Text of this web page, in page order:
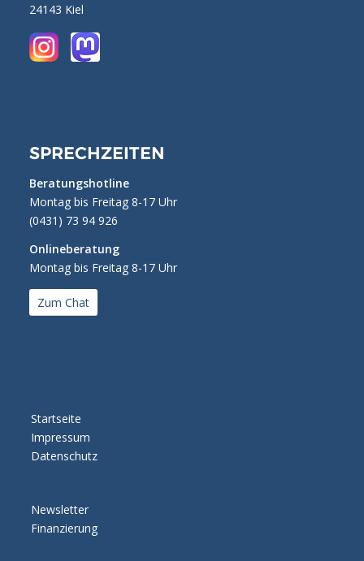
24143 Kiel
SPRECHZEITEN
Beratungshotline
Montag bis Freitag 8-17 Uhr
(0431) 73 94 926
Onlineberatung
Montag bis Freitag 8-17 Uhr
Zum Chat
Startseite
Impressum
Datenschutz
Newsletter
Finanzierung